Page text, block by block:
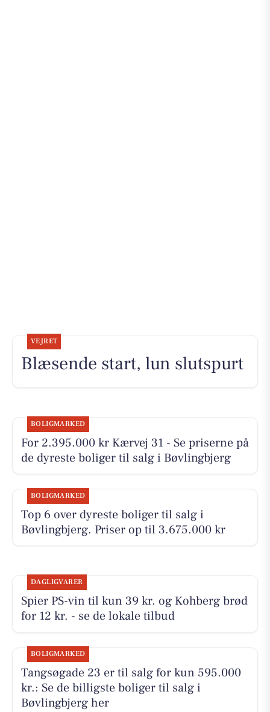
VEJRET
Blæsende start, lun slutspurt
BOLIGMARKED
For 2.395.000 kr Kærvej 31 - Se priserne på
de dyreste boliger til salg i Bøvlingbjerg
BOLIGMARKED
Top 6 over dyreste boliger til salg i
Bøvlingbjerg. Priser op til 3.675.000 kr
DAGLIGVARER
Spier PS-vin til kun 39 kr. og Kohberg brød
for 12 kr. - se de lokale tilbud
BOLIGMARKED
Tangsøgade 23 er til salg for kun 595.000
kr.: Se de billigste boliger til salg i
Bøvlingbjerg her